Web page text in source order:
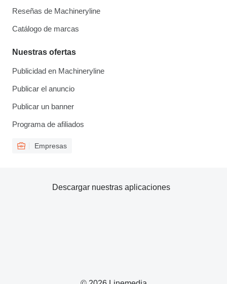
Reseñas de Machineryline
Catálogo de marcas
Nuestras ofertas
Publicidad en Machineryline
Publicar el anuncio
Publicar un banner
Programa de afiliados
Empresas
Descargar nuestras aplicaciones